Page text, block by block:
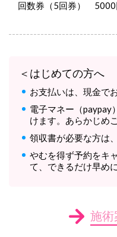
回数券（5回券） 5000
＜はじめての方へ
お支払いは、現金で
電子マネー（paypay
けます。あらかじめ
領収書が必要な方は
やむを得ず予約をキ
て、できるだけ早め
施術